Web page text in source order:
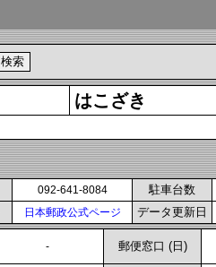
はこざき
092-641-8084 駐車台数
日本郵政公式ページ データ更新日
- 郵便窓口 (日)